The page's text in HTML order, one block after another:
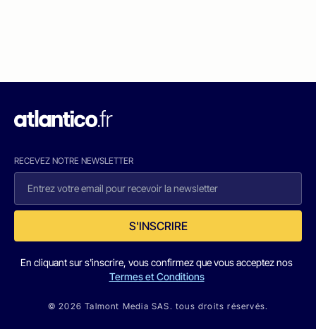
RECEVEZ NOTRE NEWSLETTER
S'INSCRIRE
En cliquant sur s'inscrire, vous confirmez que vous acceptez nos
Termes et Conditions
© 2026 Talmont Media SAS. tous droits réservés.